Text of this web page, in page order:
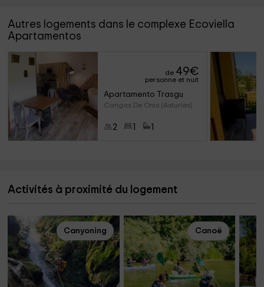
Autres logements dans le complexe Ecoviella
Apartamentos
de 49€
personne et nuit
Apartamento Trasgu
Cangas De Onis (Asturies)
2
Activités à proximité du logement
Canyoning Canoë